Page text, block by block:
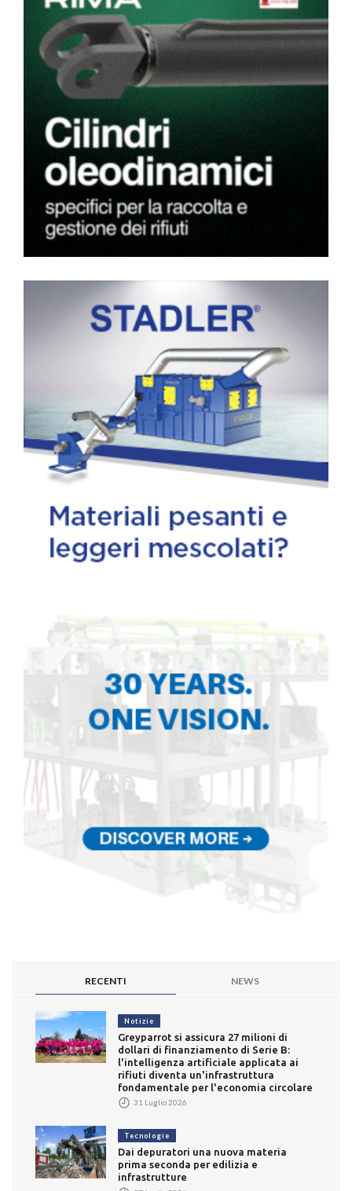
RECENTI NEWS
Notizie
Greyparrot si assicura 27 milioni di
dollari di finanziamento di Serie B:
l'intelligenza artificiale applicata ai
rifiuti diventa un'infrastruttura
fondamentale per l'economia circolare
31 Luglio 2026
Tecnologie
Dai depuratori una nuova materia
prima seconda per edilizia e
infrastrutture